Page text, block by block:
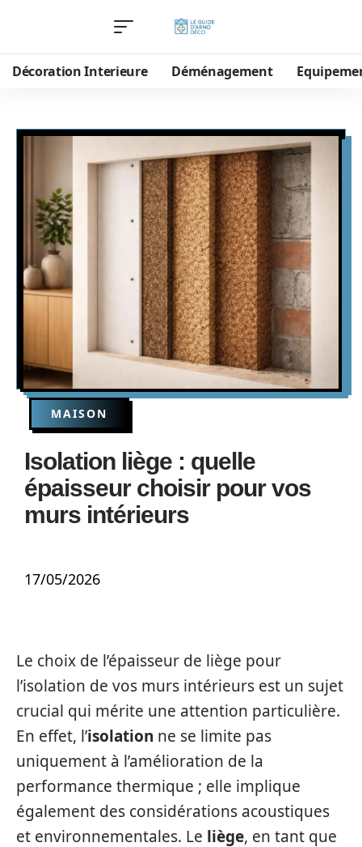
Décoration Interieure Déménagement
MAISON
Isolation liège : quelle
épaisseur choisir pour vos
murs intérieurs
17/05/2026
Le choix de l’épaisseur de liège pour
l’isolation de vos murs intérieurs est un sujet
crucial qui mérite une attention particulière.
En effet, l’isolation ne se limite pas
uniquement à l’amélioration de la
performance thermique ; elle implique
également des considérations acoustiques
et environnementales. Le liège, en tant que